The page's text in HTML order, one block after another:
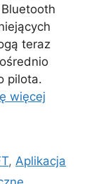
teraz
pilota.
więcej
,Aplikacja